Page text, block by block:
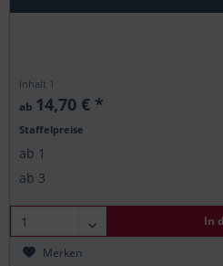
Inhalt 1
ab 14,70 € *
Staffelpreise
ab 1
ab 3
In
Merken